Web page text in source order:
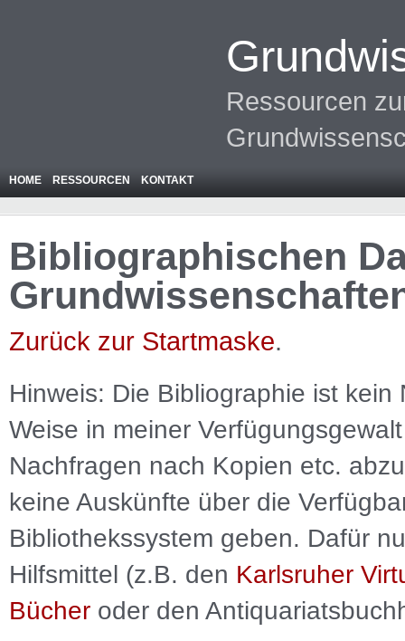
Ressourcen
HOME RESSOURCEN KONTAKT
Bibliographischen
Zurück zur Startmaske.
Hinweis: Die Bibliographie ist kein
Weise in meiner
Nachfragen nach Kopien etc.
keine Auskünfte über die
Bibliothekssystem geben. Dafür
Hilfsmittel (z.B. den Karlsruher
Bücher oder den